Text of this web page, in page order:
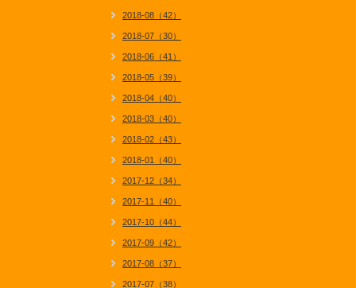
2018-08（42）
2018-07（30）
2018-06（41）
2018-05（39）
2018-04（40）
2018-03（40）
2018-02（43）
2018-01（40）
2017-12（34）
2017-11（40）
2017-10（44）
2017-09（42）
2017-08（37）
2017-07（38）